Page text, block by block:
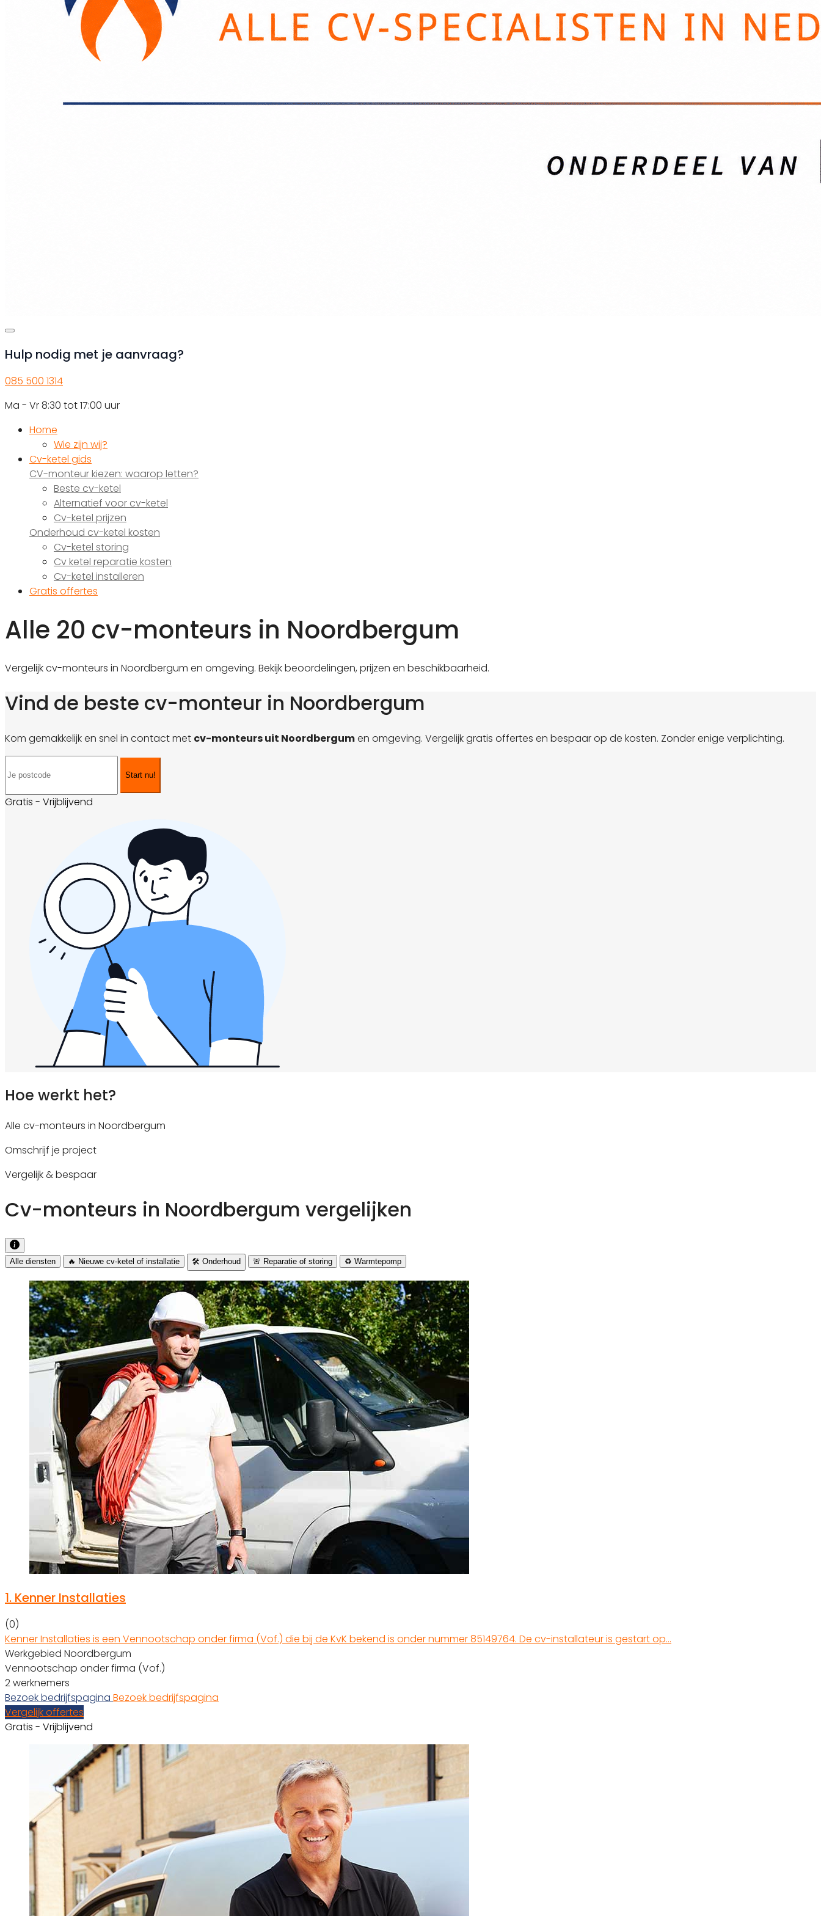
Hulp nodig met je aanvraag?
085 500 1314
Ma - Vr 8:30 tot 17:00 uur
Home
Wie zijn wij?
Cv-ketel gids
CV-monteur kiezen: waarop letten?
Beste cv-ketel
Alternatief voor cv-ketel
Cv-ketel prijzen
Onderhoud cv-ketel kosten
Cv-ketel storing
Cv ketel reparatie kosten
Cv-ketel installeren
Gratis offertes
Alle 20 cv-monteurs in Noordbergum
Vergelijk cv-monteurs in Noordbergum en omgeving. Bekijk beoordelingen, prijzen en beschikbaarheid.
Vind de beste cv-monteur in Noordbergum
Kom gemakkelijk en snel in contact met cv-monteurs uit Noordbergumen omgeving. Vergelijk gratis offertes en bespaar op de kosten. Zonder enige verplichting.
Start nu!
Gratis - Vrijblijvend
Hoe werkt het?
Alle cv-monteurs in Noordbergum
Omschrijf je project
Vergelijk & bespaar
Cv-monteurs in Noordbergum vergelijken
Alle diensten 🔥 Nieuwe cv-ketel of installatie 🛠️ Onderhoud 🚨 Reparatie of storing ♻️ Warmtepomp
1. Kenner Installaties
(0)
Kenner Installaties is een Vennootschap onder firma (Vof.) die bij de KvK bekend is onder nummer 85149764. De cv-installateur is gestart op…
Werkgebied Noordbergum
Vennootschap onder firma (Vof.)
2 werknemers
Bezoek bedrijfspagina Bezoek bedrijfspagina
Vergelijk offertes
Gratis - Vrijblijvend